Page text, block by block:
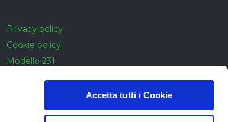
Accetta tutti i Cookie
Privacy policy
Cookie policy
Modello 231